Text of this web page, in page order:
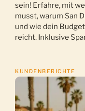
sein! Erfahre, mit
musst, warum San
und wie dein
reicht. Inklusive
KUNDENBERICHTE